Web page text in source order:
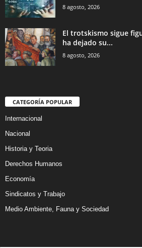
8 agosto, 2026
El trotskismo sigue
ha dejado su...
8 agosto, 2026
CATEGORÍA POPULAR
Internacional
Nacional
Historia y Teoria
Derechos Humanos
Economía
Sindicatos y Trabajo
Medio Ambiente, Fauna y Sociedad